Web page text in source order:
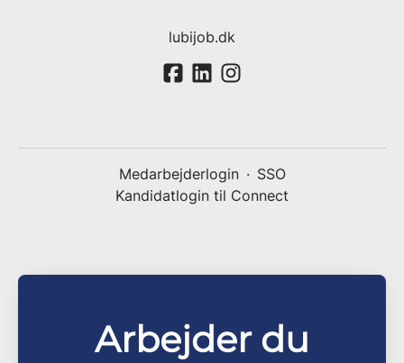
lubijob.dk
Medarbejderlogin · SSO
Kandidatlogin til Connect
Arbejder du